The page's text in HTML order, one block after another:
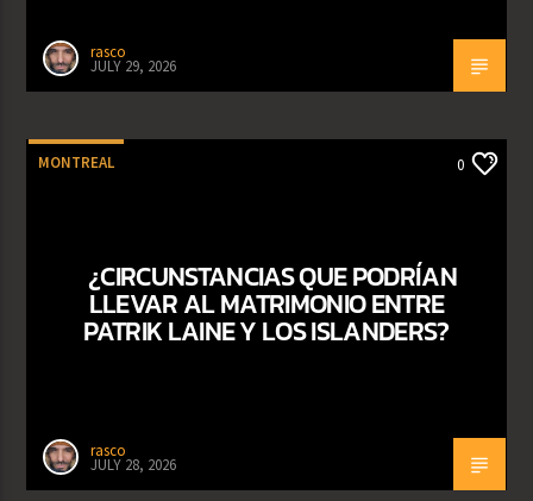
rasco
JULY 29, 2026
MONTREAL 0
¿CIRCUNSTANCIAS QUE PODRÍAN
LLEVAR AL MATRIMONIO ENTRE
PATRIK LAINE Y LOS ISLANDERS?
rasco
JULY 28, 2026